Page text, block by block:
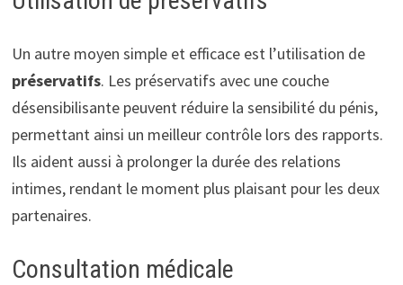
Un autre moyen simple et efficace est l’utilisation de
préservatifs. Les préservatifs avec une couche
désensibilisante peuvent réduire la sensibilité du pénis,
permettant ainsi un meilleur contrôle lors des rapports.
Ils aident aussi à prolonger la durée des relations
intimes, rendant le moment plus plaisant pour les deux
partenaires.
Consultation médicale